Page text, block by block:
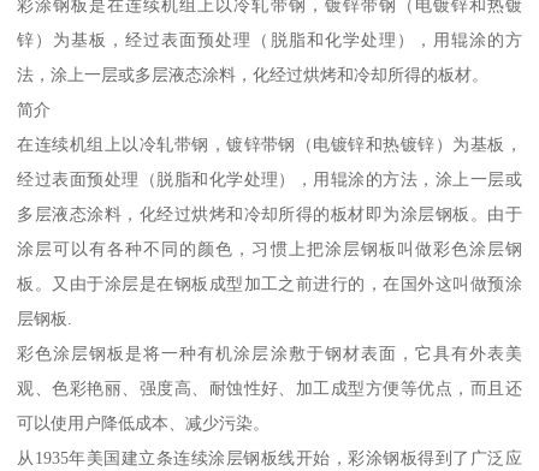
彩涂钢板是在连续机组上以冷轧带钢，镀锌带钢（电镀锌和热镀
锌）为基板，经过表面预处理（脱脂和化学处理），用辊涂的方
法，涂上一层或多层液态涂料，化经过烘烤和冷却所得的板材。
简介
在连续机组上以冷轧带钢，镀锌带钢（电镀锌和热镀锌）为基板，
经过表面预处理（脱脂和化学处理），用辊涂的方法，涂上一层或
多层液态涂料，化经过烘烤和冷却所得的板材即为涂层钢板。由于
涂层可以有各种不同的颜色，习惯上把涂层钢板叫做彩色涂层钢
板。又由于涂层是在钢板成型加工之前进行的，在国外这叫做预涂
层钢板.
彩色涂层钢板是将一种有机涂层涂敷于钢材表面，它具有外表美
观、色彩艳丽、强度高、耐蚀性好、加工成型方便等优点，而且还
可以使用户降低成本、减少污染。
从1935年美国建立条连续涂层钢板线开始，彩涂钢板得到了广泛应